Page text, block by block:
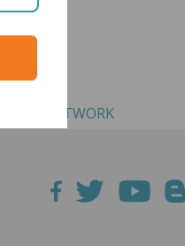
NETWORK